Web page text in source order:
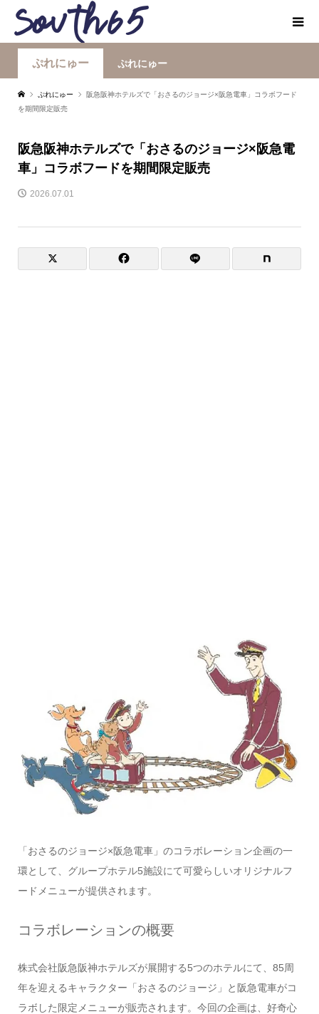
ぷれにゅー ぷれにゅー
ぷれにゅー
阪急阪神ホテルズで「おさるのジョージ×阪急電車」コラボフード
を期間限定販売
阪急阪神ホテルズで「おさるのジョージ×阪急電
車」コラボフードを期間限定販売
2026.07.01
「おさるのジョージ×阪急電車」のコラボレーション企画の一
環として、グループホテル5施設にて可愛らしいオリジナルフ
ードメニューが提供されます。
コラボレーションの概要
株式会社阪急阪神ホテルズが展開する5つのホテルにて、85周
年を迎えるキャラクター「おさるのジョージ」と阪急電車がコ
ラボした限定メニューが販売されます。今回の企画は、好奇心